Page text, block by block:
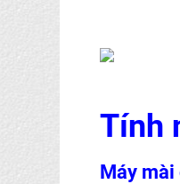
Tính
Máy mài